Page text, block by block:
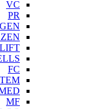
VC
PR
FC
MF